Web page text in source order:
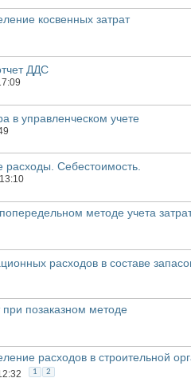
косвенных затрат
ДДС
в управленческом учете
расходы. Себестоимость.
методе учета
расходов в составе
при позаказном методе
расходов в строительной
1 2